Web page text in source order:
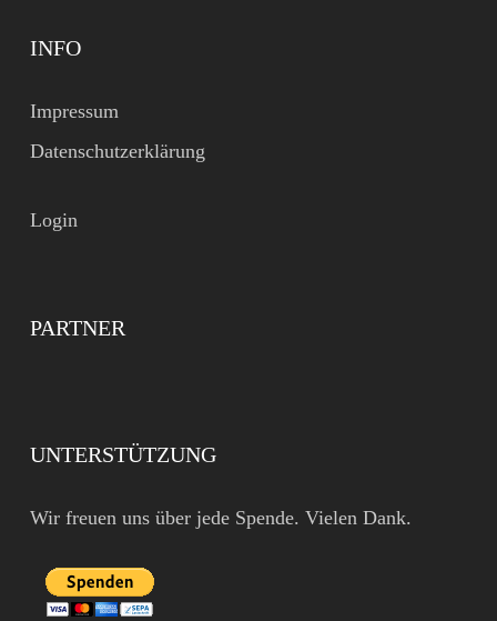
INFO
Impressum
Datenschutzerklärung
Login
PARTNER
UNTERSTÜTZUNG
Wir freuen uns über jede Spende. Vielen Dank.